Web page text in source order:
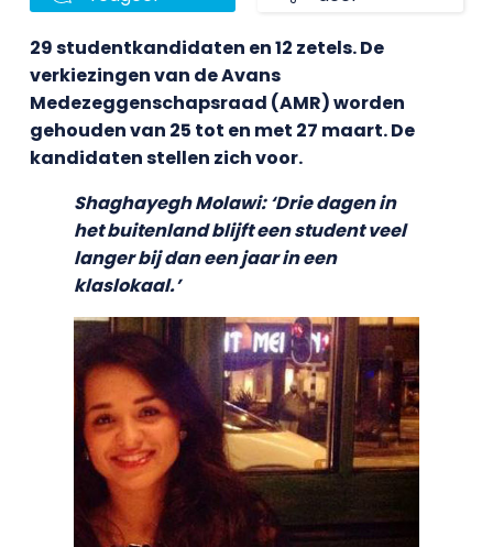
29 studentkandidaten en 12 zetels. De
verkiezingen van de Avans
Medezeggenschapsraad (AMR) worden
gehouden van 25 tot en met 27 maart. De
kandidaten stellen zich voor.
Shaghayegh Molawi: ‘Drie dagen in
het buitenland blijft een student veel
langer bij dan een jaar in een
klaslokaal.’